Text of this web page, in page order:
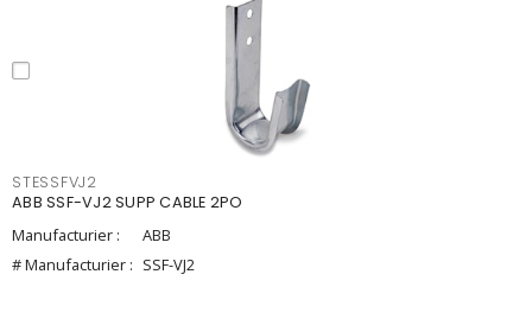
STESSFVJ2
ABB SSF-VJ2 SUPP CABLE 2PO
Manufacturier :
ABB
# Manufacturier : SSF-VJ2